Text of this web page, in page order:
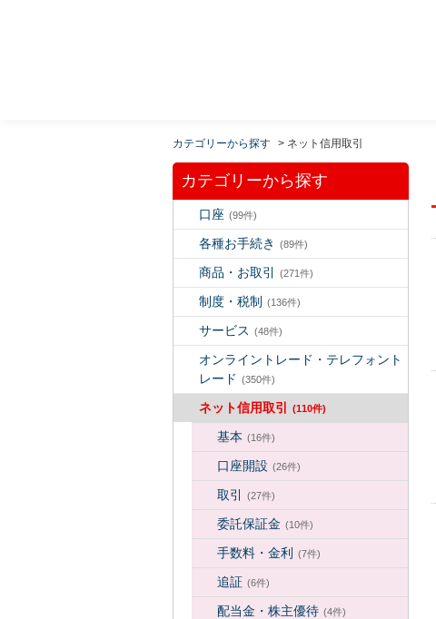
カテゴリーから探す > ネット信用取引
カテゴリーから探す
口座 (99件)
各種お手続き (89件)
商品・お取引 (271件)
制度・税制 (136件)
サービス (48件)
オンライントレード・テレフォント
レード (350件)
ネット信用取引 (110件)
基本 (16件)
口座開設 (26件)
取引 (27件)
委託保証金 (10件)
手数料・金利 (7件)
追証 (6件)
配当金・株主優待 (4件)